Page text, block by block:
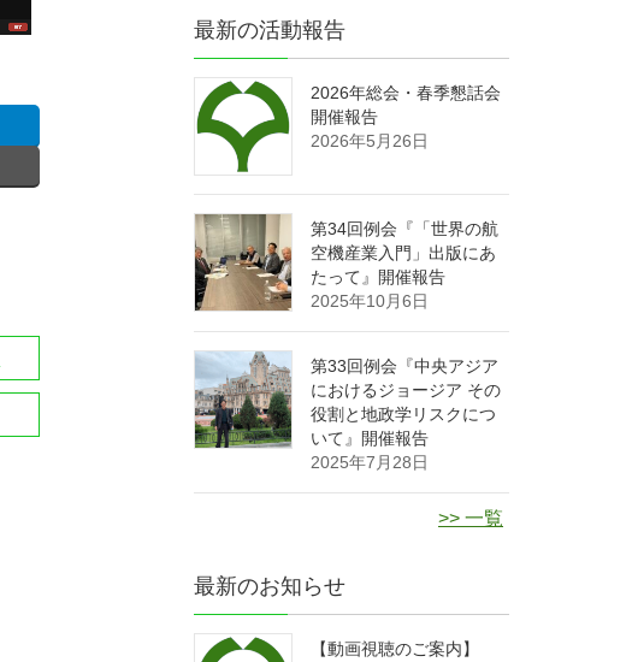
最新の活動報告
2026年総会・春季懇話会
開催報告
2026年5月26日
第34回例会『「世界の航
空機産業入門」出版にあ
たって』開催報告
2025年10月6日
第33回例会『中央アジア
におけるジョージア その
役割と地政学リスクにつ
いて』開催報告
2025年7月28日
>> 一覧
最新のお知らせ
【動画視聴のご案内】